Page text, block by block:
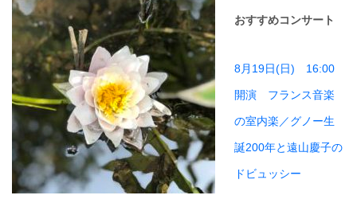
おすすめコンサート
8月19日(日) 16:00
開演 フランス音楽
の室内楽／グノー生
誕200年と遠山慶子の
ドビュッシー